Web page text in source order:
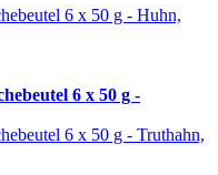
6 x 50 g -